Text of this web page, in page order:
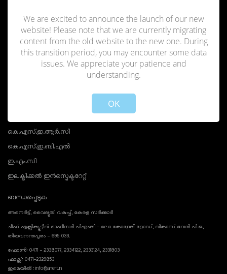
ദ്രുത ലിങ്കുകൾ
ഇന്ത്യയുടെ നാഷണൽ പോർട്ടൽ
കെ.എസ്.ഇ.ആർ.സി
കെ.എസ്.ഇ.ബി.എൽ
ഇ.എം.സി
ഇലക്ട്രിക്കൽ ഇൻസ്പെക്ടറേറ്റ്
ബന്ധപ്പെടുക
അനെർട്ട്, വൈദ്യുതി വകുപ്പ്, കേരള സർക്കാർ
ചീഫ് എക്സിക്യൂട്ടീവ് ഓഫീസർ പിഎംജി - ലോ കോളേജ് റോഡ്, വികാസ് ഭവൻ പി.ഒ.,
തിരുവനന്തപുരം - 695 033.
ഫോൺ: 0471 - 2338077, 2334122, 2333124, 2331803
ഫാക്സ്: 0471-2329853
ഇമെയിൽ : info@anert.in
We are excited to announce the launch of our new
website! Please note that we are currently migrating
content from the old website to the new one. During
this transition period, you may encounter some data
issues. We appreciate your patience and
understanding.
OK